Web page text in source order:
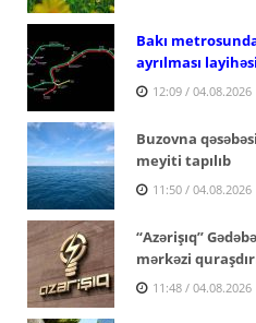
Bakı
ayrılması
12:09 / 04.08.2026
Buzovna
meyiti tapılıb
11:50 / 04.08.2026
“Azərişıq”
mərkəzi
11:48 / 04.08.2026